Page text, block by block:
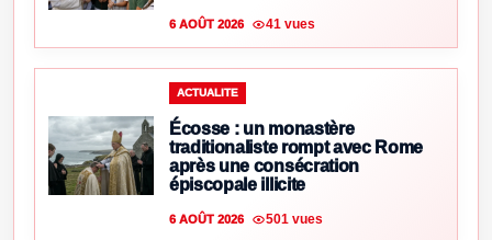
6 AOÛT 2026 41 vues
ACTUALITE
Écosse : un monastère
traditionaliste rompt avec Rome
après une consécration
épiscopale illicite
6 AOÛT 2026 501 vues